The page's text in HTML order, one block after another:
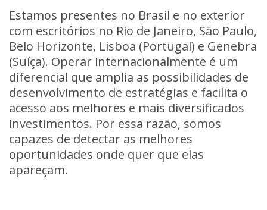
Estamos presentes no Brasil e no exterior
com escritórios no Rio de Janeiro, São Paulo,
Belo Horizonte, Lisboa (Portugal) e Genebra
(Suíça). Operar internacionalmente é um
diferencial que amplia as possibilidades de
desenvolvimento de estratégias e facilita o
acesso aos melhores e mais diversificados
investimentos. Por essa razão, somos
capazes de detectar as melhores
oportunidades onde quer que elas
apareçam.